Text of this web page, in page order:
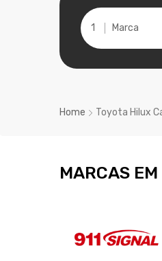
Marca
Home Toyota Hilux
MARCAS